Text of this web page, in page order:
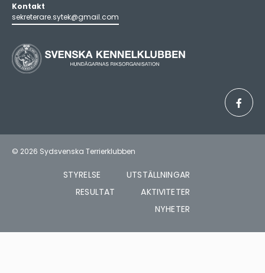
Kontakt
sekreterare.sytek@gmail.com
© 2026 Sydsvenska Terrierklubben
STYRELSE
UTSTÄLLNINGAR
RESULTAT
AKTIVITETER
NYHETER